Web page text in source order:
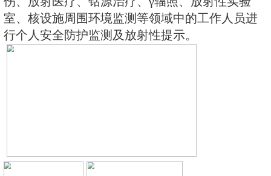
据能永久保存。可选配
理软件，该软件可存储多个人的历
伤、放射医疗、钴源治疗、γ辐照